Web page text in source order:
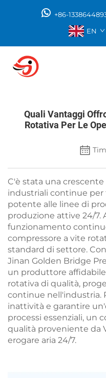
+86-
EN
Quali Vantaggi
Rotativa Per Le
C'è stata una
industriali continue per
potente alle linee di
produzione attive 24/7.
funzionamento
compressore a vite
standard di settore.
Jinan Golden Bridge
un produttore
rotativa di qualità,
continue nell'industria.
inattività e garantire
processi essenziali, un
qualità proveniente da
erogare aria 24/7.